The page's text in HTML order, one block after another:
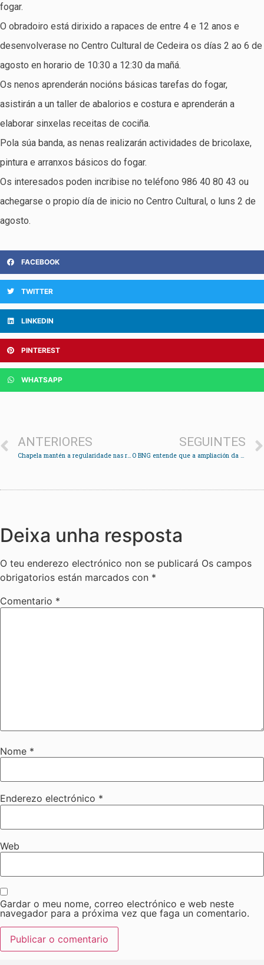
fogar.
O obradoiro está dirixido a rapaces de entre 4 e 12 anos e
desenvolverase no Centro Cultural de Cedeira os días 2 ao 6 de
agosto en horario de 10:30 a 12:30 da mañá.
Os nenos aprenderán nocións básicas tarefas do fogar,
asistirán a un taller de abalorios e costura e aprenderán a
elaborar sinxelas receitas de cociña.
Pola súa banda, as nenas realizarán actividades de bricolaxe,
pintura e arranxos básicos do fogar.
Os interesados poden incribise no teléfono 986 40 80 43 ou
achegarse o propio día de inicio no Centro Cultural, o luns 2 de
agosto.
FACEBOOK
TWITTER
LINKEDIN
PINTEREST
WHATSAPP
ANTERIORES
Chapela mantén a regularidade nas regatas disputadas en augas da Guarda e Vigo
SEGUINTES
O BNG entende que a ampliación da AP-9 incrementará os problemas de mobilidade en Vigo
Deixa unha resposta
O teu enderezo electrónico non se publicará Os campos
obrigatorios están marcados con *
Comentario *
Nome *
Enderezo electrónico *
Web
Gardar o meu nome, correo electrónico e web neste
navegador para a próxima vez que faga un comentario.